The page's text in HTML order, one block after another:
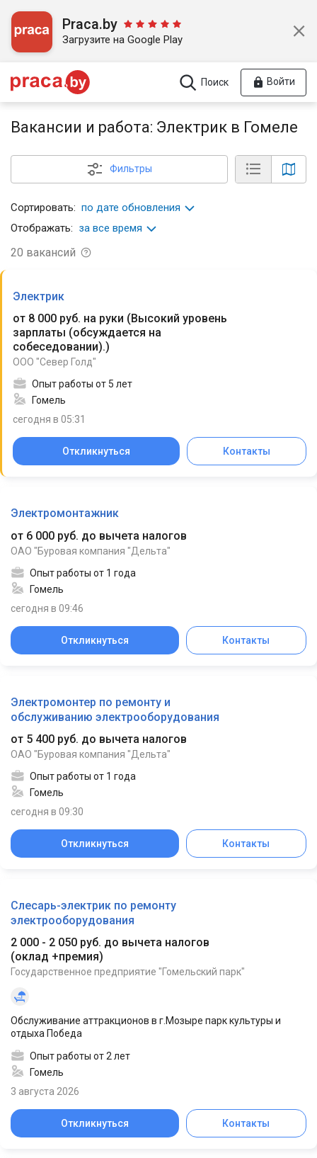
Praca.by
Загрузите на Google Play
Поиск Войти
Вакансии и работа: Электрик в Гомеле
Фильтры
Сортировать: по дате обновления
Отображать: за все время
20 вакансий
Электрик
от 8 000 руб. на руки ( Высокий уровень
зарплаты (обсуждается на
собеседовании).)
ООО "Север Голд"
Опыт работы от 5 лет
Гомель
сегодня в 05:31
Откликнуться Контакты
Электромонтажник
от 6 000 руб. до вычета налогов
ОАО "Буровая компания "Дельта"
Опыт работы от 1 года
Гомель
сегодня в 09:46
Откликнуться Контакты
Электромонтер по ремонту и
обслуживанию электрооборудования
от 5 400 руб. до вычета налогов
ОАО "Буровая компания "Дельта"
Опыт работы от 1 года
Гомель
сегодня в 09:30
Откликнуться Контакты
Слесарь-электрик по ремонту
электрооборудования
2 000 - 2 050 руб. до вычета налогов
(оклад +премия)
Государственное предприятие "Гомельский парк"
Обслуживание аттракционов в г.Мозыре парк культуры и
отдыха Победа
Опыт работы от 2 лет
Гомель
3 августа 2026
Откликнуться Контакты